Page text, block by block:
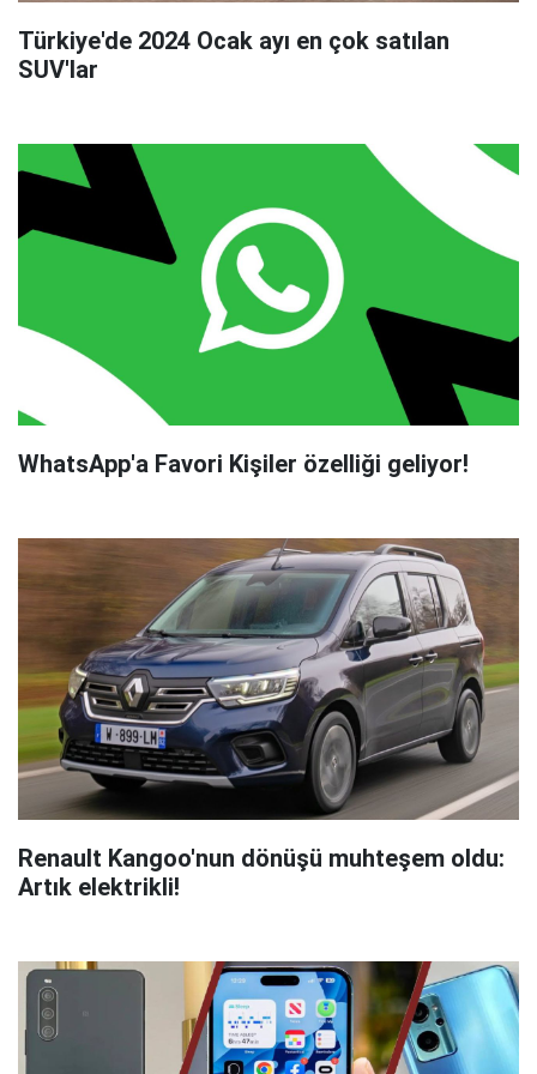
Türkiye'de 2024 Ocak ayı en çok satılan
SUV'lar
WhatsApp'a Favori Kişiler özelliği geliyor!
Renault Kangoo'nun dönüşü muhteşem oldu:
Artık elektrikli!